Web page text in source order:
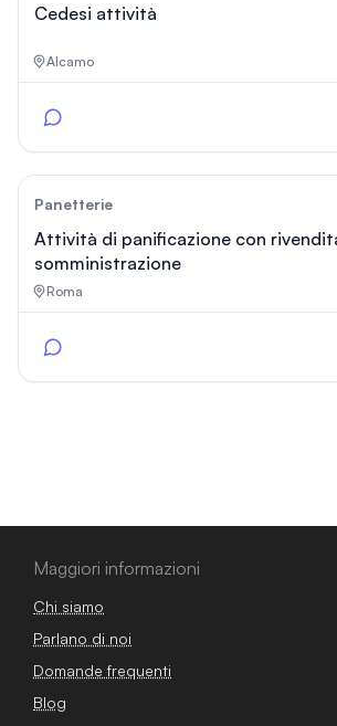
Cedesi attività
Alcamo
Panetterie
Attività di panificazione con
somministrazione
Roma
Maggiori informazioni
Chi siamo
Parlano di noi
Domande frequenti
Blog